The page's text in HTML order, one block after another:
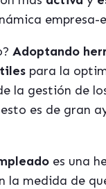
empresa-
Adoptando
para la
la gestión de
es de gran
es una
la medida de